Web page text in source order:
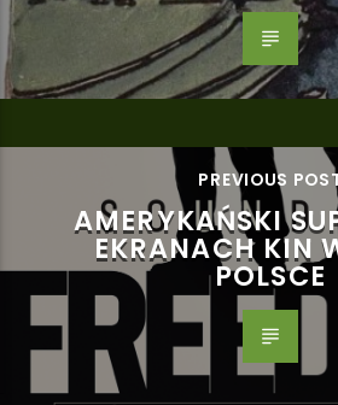
PREVIOUS
AMERYKAŃSKI
EKRANACH KIN
POLSCE